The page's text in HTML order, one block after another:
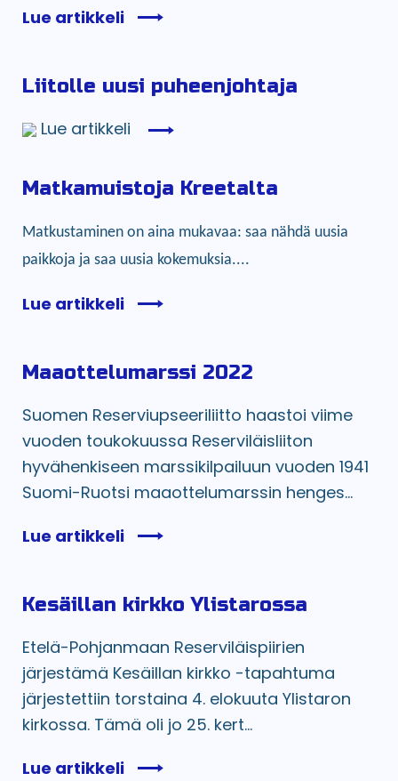
Lue artikkeli
Liitolle uusi puheenjohtaja
Lue artikkeli
Matkamuistoja Kreetalta
Matkustaminen on aina mukavaa: saa nähdä uusia
paikkoja ja saa uusia kokemuksia....
Lue artikkeli
Maaottelumarssi 2022
Suomen Reserviupseeriliitto haastoi viime
vuoden toukokuussa Reserviläisliiton
hyvähenkiseen marssikilpailuun vuoden 1941
Suomi-Ruotsi maaottelumarssin henges...
Lue artikkeli
Kesäillan kirkko Ylistarossa
Etelä-Pohjanmaan Reserviläispiirien
järjestämä Kesäillan kirkko -tapahtuma
järjestettiin torstaina 4. elokuuta Ylistaron
kirkossa. Tämä oli jo 25. kert...
Lue artikkeli